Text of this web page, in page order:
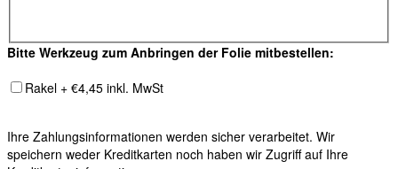
Bitte Werkzeug zum Anbringen der Folie mitbestellen:
Rakel + €4,45 inkl. MwSt
Ihre Zahlungsinformationen werden sicher verarbeitet. Wir
speichern weder Kreditkarten noch haben wir Zugriff auf Ihre